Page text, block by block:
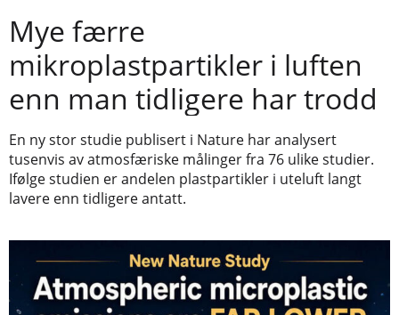
Mye færre
mikroplastpartikler i luften
enn man tidligere har trodd
En ny stor studie publisert i Nature har analysert
tusenvis av atmosfæriske målinger fra 76 ulike studier.
Ifølge studien er andelen plastpartikler i uteluft langt
lavere enn tidligere antatt.